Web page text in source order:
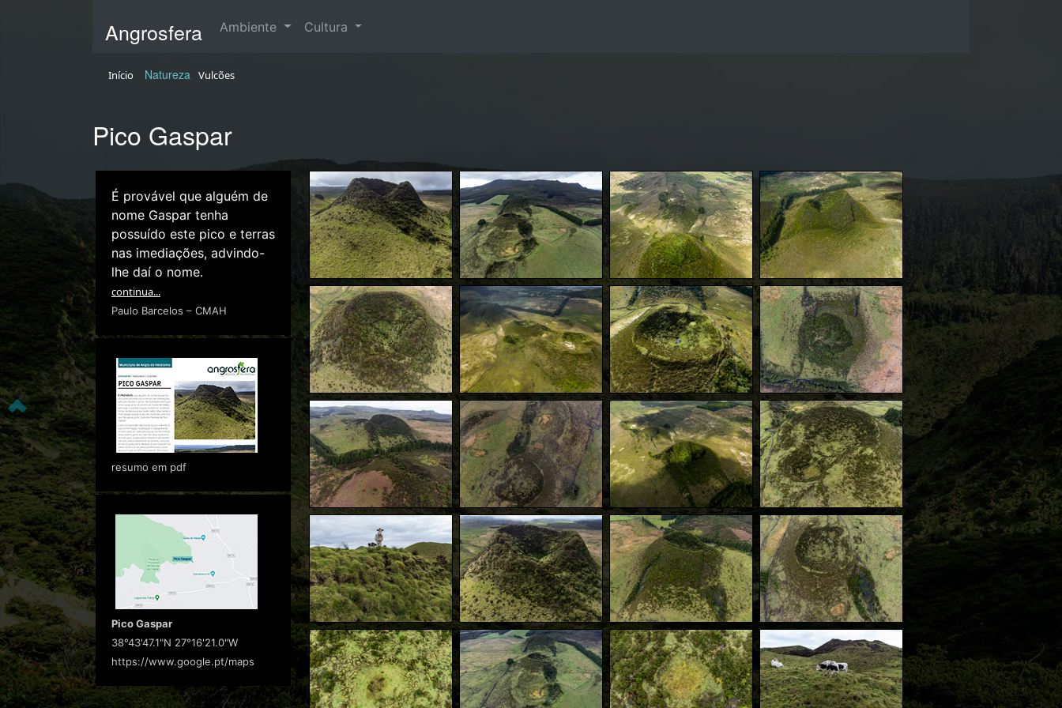
Angrosfera Ambiente Cultura
Início Natureza Vulcões
Pico Gaspar
É provável que alguém de
nome Gaspar tenha
possuído este pico e terras
nas imediações, advindo-
lhe daí o nome.
continua...
Paulo Barcelos – CMAH
resumo em pdf
Pico Gaspar
38°43'47.1"N 27°16'21.0"W
https://www.google.pt/maps